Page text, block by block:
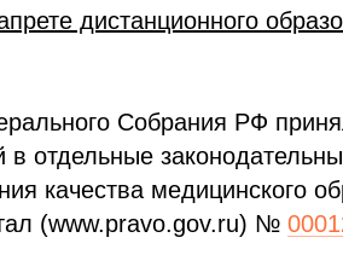
дистанционного
Собрания РФ
отдельные
качества медицинского
(www.pravo.gov.ru) №